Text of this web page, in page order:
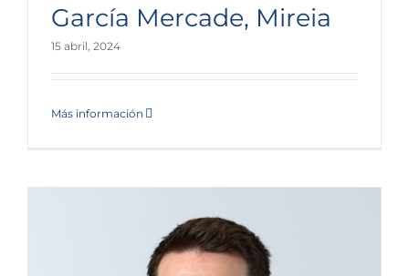
García Mercade, Mireia
15 abril, 2024
Más información